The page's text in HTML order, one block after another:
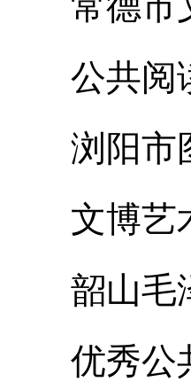
公共阅
浏阳市
文博艺
韶山毛泽
优秀公共